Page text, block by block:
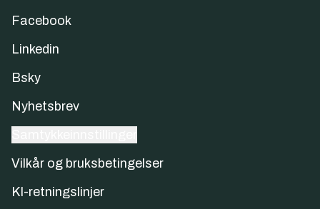
Facebook
Linkedin
Bsky
Nyhetsbrev
Vilkår og bruksbetingelser
KI-retningslinjer